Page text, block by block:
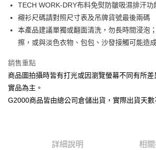
國泰世華商業銀行
兆豐國際商業
臺灣中小企業銀行
台中商業銀行
匯豐（台灣）商業銀行
華泰商業銀行
聯邦商業銀行
遠東國際商業
元大商業銀行
永豐商業銀行
台新國際商業銀行
台灣樂天信用卡公司
街口支付
悠遊付
全盈+PAY
AFTEE先享後付
相關說明
２．便利：只要手機號碼，簡訊認證，即可結帳。
TECH WORK-DRY布料免熨防皺吸濕排汗功
襯衫尺碼請對照尺寸表及吊牌貨號最後兩碼
本產品建議單獨或翻面清洗，勿長時間浸泡
擦，或與淡色衣物、包包、沙發接觸可能造
銷售重點
商品圖拍攝時皆有打光或因瀏覽螢幕不同有所
實品為主。
G2000商品皆由總公司倉儲出貨，實際出貨天數
詳細說明 相